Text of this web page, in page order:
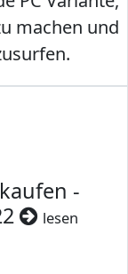
machen und
-
lesen